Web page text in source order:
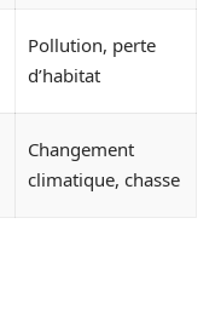
Pollution, perte
d’habitat
Changement
climatique, chasse